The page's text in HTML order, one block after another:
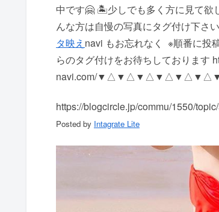
中です🤗 🏝少しでも多く方に見て欲
んな方は自慢の写真にタグ付け下さ
タ映え navi もお忘れなく ️ ※順番に投
らのタグ付けをお待ちしております
navi.com/
https://blogcircle.jp/commu/1550/
Posted by Intagrate Lite